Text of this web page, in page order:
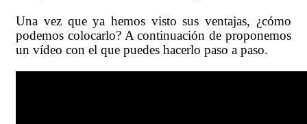
Una vez que ya hemos visto sus ventajas, ¿cómo
podemos colocarlo? A continuación de proponemos
un vídeo con el que puedes hacerlo paso a paso.